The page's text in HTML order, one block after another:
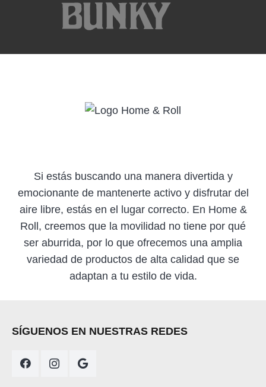
Si estás buscando una manera divertida y
emocionante de mantenerte activo y disfrutar del
aire libre, estás en el lugar correcto. En Home &
Roll, creemos que la movilidad no tiene por qué
ser aburrida, por lo que ofrecemos una amplia
variedad de productos de alta calidad que se
adaptan a tu estilo de vida.
SÍGUENOS EN NUESTRAS REDES